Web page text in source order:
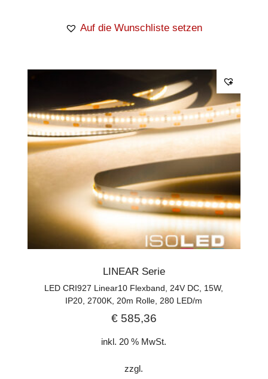
Auf die Wunschliste setzen
LINEAR Serie
LED CRI927 Linear10 Flexband, 24V DC, 15W,
IP20, 2700K, 20m Rolle, 280 LED/m
€585,36
inkl. 20 % MwSt.
zzgl.